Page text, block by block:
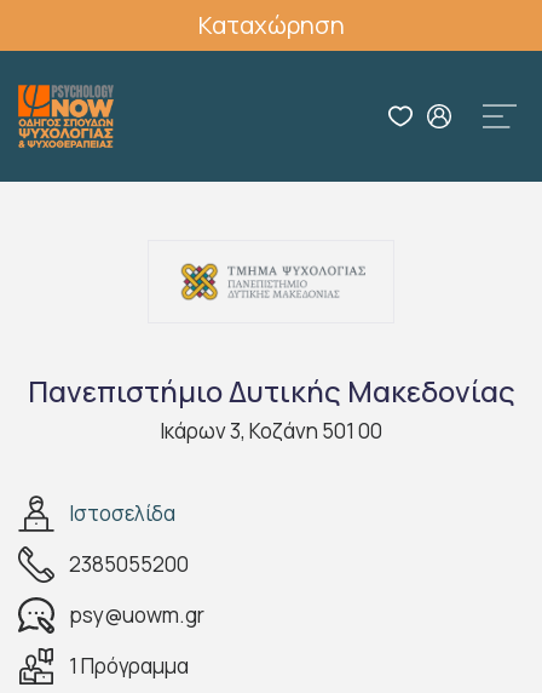
Καταχώρηση
Πανεπιστήμιο Δυτικής Μακεδονίας
Ικάρων 3, Κοζάνη 501 00
Ιστοσελίδα
2385055200
psy@uowm.gr
1 Πρόγραμμα